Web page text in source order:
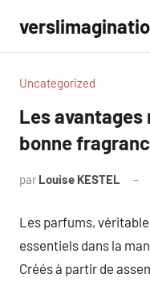
contenu
Uncategorized
Les
bonne
par Louise KESTEL
Les parfums,
essentiels dans la
Créés à partir de